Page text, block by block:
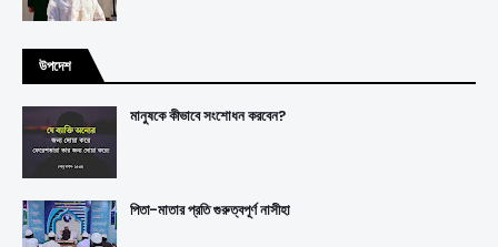
উপদেশ
মানুষকে কীভাবে সংশোধন করবেন?
পিতা-মাতার প্রতি গুরুত্বপূর্ণ নাসীহা